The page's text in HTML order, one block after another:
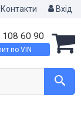
Контакти Вхід
108 60 90
по VIN